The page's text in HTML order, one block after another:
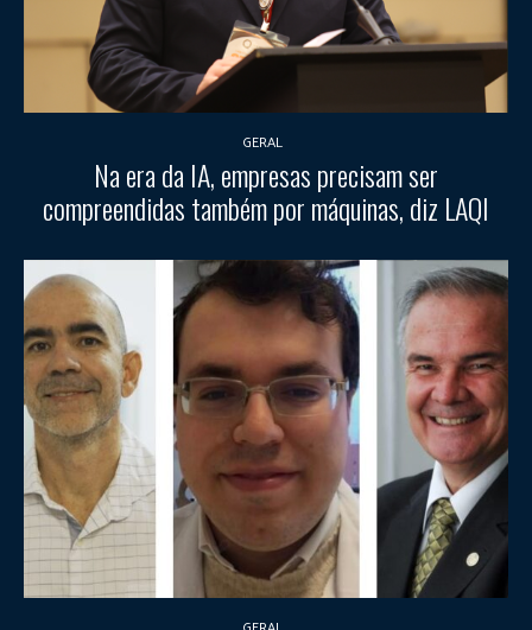
GERAL
Na era da IA, empresas precisam ser
compreendidas também por máquinas, diz LAQI